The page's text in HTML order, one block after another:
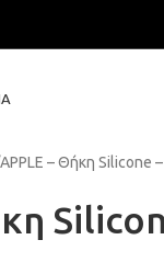
APPLE – Θήκη Silicone